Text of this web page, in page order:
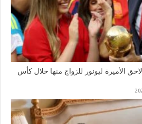
الأميرة ليونور للزواج منها خلال كأس